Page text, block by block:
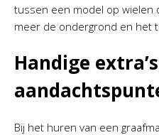
tussen een model op wielen
meer de ondergrond en het
Handige
Bij het huren van een